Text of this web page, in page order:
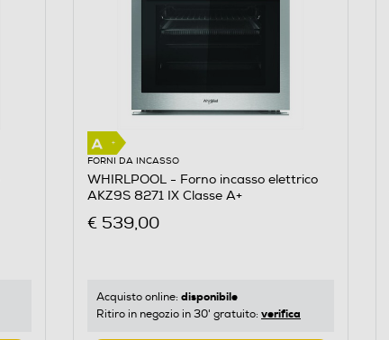
FORNI DA INCASSO
WHIRLPOOL - Forno incasso elettrico
AKZ9S 8271 IX Classe A+
€ 539,00
Acquisto online: disponibile
Ritiro in negozio in 30' gratuito: verifica